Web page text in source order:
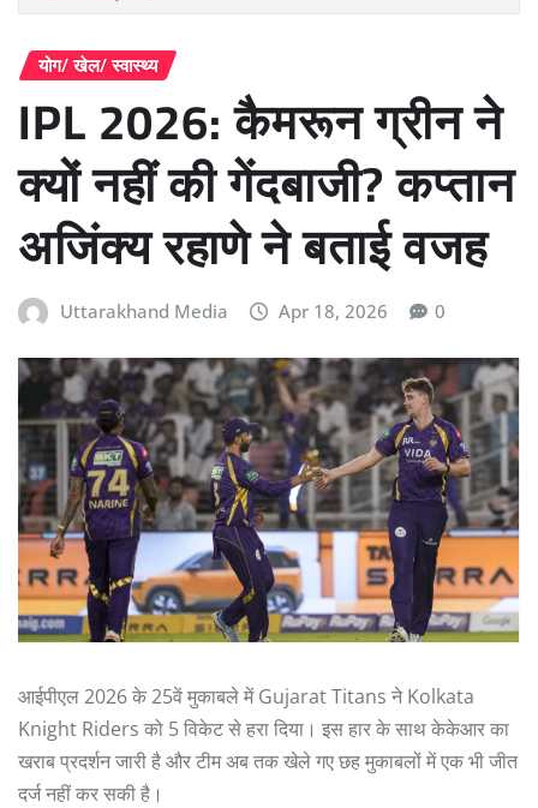
योग/ खेल/ स्वास्थ्य
IPL 2026: कैमरून ग्रीन ने
क्यों नहीं की गेंदबाजी? कप्तान
अजिंक्य रहाणे ने बताई वजह
Uttarakhand Media Apr 18, 2026 0
आईपीएल 2026 के 25वें मुकाबले में Gujarat Titans ने Kolkata
Knight Riders को 5 विकेट से हरा दिया। इस हार के साथ केकेआर का
खराब प्रदर्शन जारी है और टीम अब तक खेले गए छह मुकाबलों में एक भी जीत
दर्ज नहीं कर सकी है।